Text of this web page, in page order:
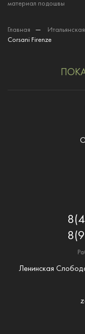
материал подошвы
Главная —
Corsani Firenze
Ленинская